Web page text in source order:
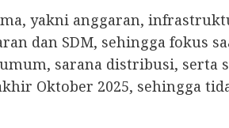
yakni anggaran,
dan SDM, sehingga fokus
sarana distribusi, serta
Oktober 2025, sehingga